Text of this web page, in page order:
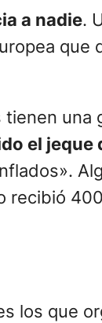
a nadie.
el jeque
los que